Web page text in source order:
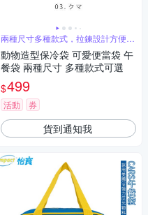
兩種尺寸多種款式，拉鍊設計方便開
關
動物造型保冷袋 可愛便當袋 午
餐袋 兩種尺寸 多種款式可選
$499
活動 券
貨到通知我